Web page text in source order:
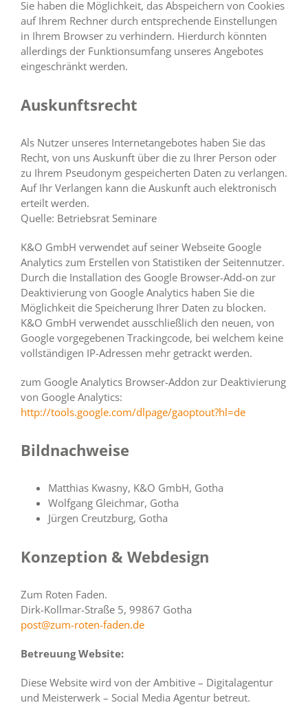
Sie haben die Möglichkeit, das Abspeichern von Cookies
auf Ihrem Rechner durch entsprechende Einstellungen
in Ihrem Browser zu verhindern. Hierdurch könnten
allerdings der Funktionsumfang unseres Angebotes
eingeschränkt werden.
Auskunftsrecht
Als Nutzer unseres Internetangebotes haben Sie das
Recht, von uns Auskunft über die zu Ihrer Person oder
zu Ihrem Pseudonym gespeicherten Daten zu verlangen.
Auf Ihr Verlangen kann die Auskunft auch elektronisch
erteilt werden.
Quelle: Betriebsrat Seminare
K&O GmbH verwendet auf seiner Webseite Google
Analytics zum Erstellen von Statistiken der Seitennutzer.
Durch die Installation des Google Browser-Add-on zur
Deaktivierung von Google Analytics haben Sie die
Möglichkeit die Speicherung Ihrer Daten zu blocken.
K&O GmbH verwendet ausschließlich den neuen, von
Google vorgegebenen Trackingcode, bei welchem keine
vollständigen IP-Adressen mehr getrackt werden.
zum Google Analytics Browser-Addon zur Deaktivierung
von Google Analytics:
http://tools.google.com/dlpage/gaoptout?hl=de
Bildnachweise
Matthias Kwasny, K&O GmbH, Gotha
Wolfgang Gleichmar, Gotha
Jürgen Creutzburg, Gotha
Konzeption & Webdesign
Zum Roten Faden.
Dirk-Kollmar-Straße 5, 99867 Gotha
post@zum-roten-faden.de
Betreuung Website:
Diese Website wird von der Ambitive – Digitalagentur
und Meisterwerk – Social Media Agentur betreut.